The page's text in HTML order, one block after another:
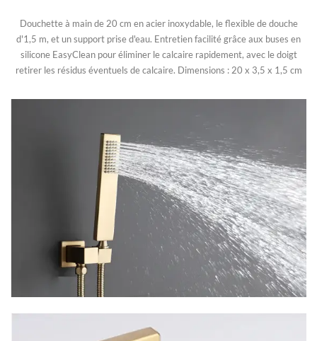
Douchette à main de 20 cm en acier inoxydable, le flexible de douche
d'1,5 m, et un support prise d'eau. Entretien facilité grâce aux buses en
silicone EasyClean pour éliminer le calcaire rapidement, avec le doigt
retirer les résidus éventuels de calcaire. Dimensions : 20 x 3,5 x 1,5 cm